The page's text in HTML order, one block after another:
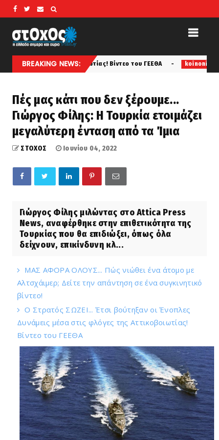
BREAKING NEWS:
Αττικοβοιωτίας! Βίντεο του ΓΕΕΘΑ koinonia Συγγενείς
Πές μας κάτι που δεν ξέρουμε...
Γιώργος Φίλης: Η Τουρκία ετοιμάζει
μεγαλύτερη ένταση από τα Ίμια
ΣΤΟΧΟΣ Ιουνίου 04, 2022
Γιώργος Φίλης μιλώντας στο Attica Press
News, αναφέρθηκε στην επιθετικότητα της
Τουρκίας που θα επιδιώξει, όπως όλα
δείχνουν, επικίνδυνη κλ...
ΜΑΣ ΑΦΟΡΑ ΟΛΟΥΣ... Πώς νιώθει ένα άτομο με
Αλτσχάιμερ; Δείτε την απάντηση σε ένα συγκινητικό
βίντεο!
Ο Στρατός ΣΩΖΕΙ... Έτσι βούτηξαν οι Ένοπλες
Δυνάμεις μέσα στις φλόγες της Αττικοβοιωτίας!
Βίντεο του ΓΕΕΘΑ